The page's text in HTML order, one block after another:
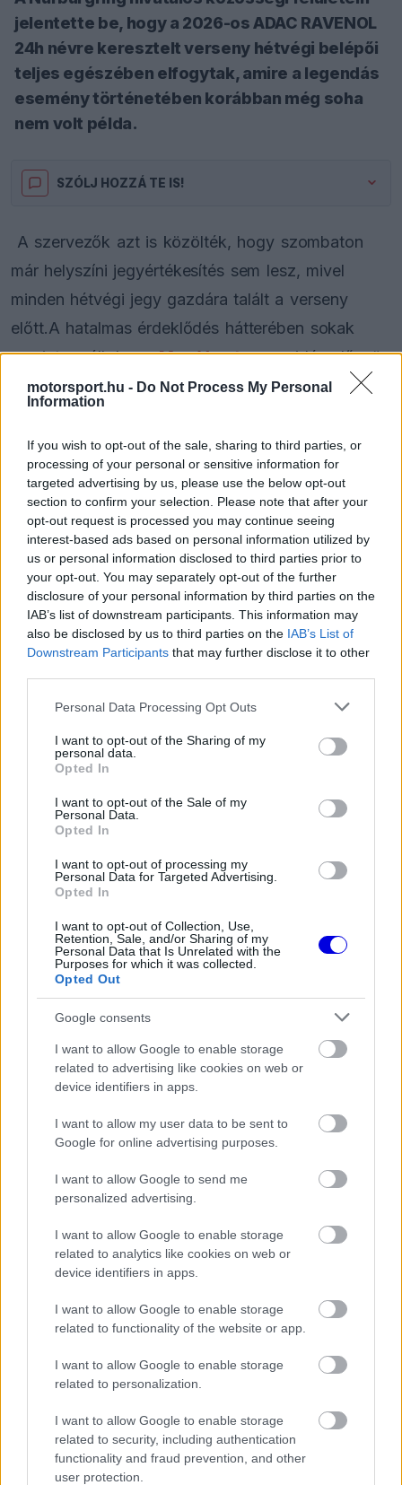
motorsport.hu - Do Not Process My Personal
Information
If you wish to opt-out of the sale, sharing to third parties, or
processing of your personal or sensitive information for
targeted advertising by us, please use the below opt-out
section to confirm your selection. Please note that after your
opt-out request is processed you may continue seeing
interest-based ads based on personal information utilized by
us or personal information disclosed to third parties prior to
your opt-out. You may separately opt-out of the further
disclosure of your personal information by third parties on the
IAB’s list of downstream participants. This information may
also be disclosed by us to third parties on the IAB’s List of
Downstream Participants that may further disclose it to other
Please note that this website/app uses one or more Google
not limited to your visit or usage behaviour. You may click to
grant or deny consent to Google and its third-party tags to
use your data for below specified purposes in below Google
consent section.
Personal Data Processing Opt Outs
I want to opt-out of the Sharing of my
personal data.
Opted In
I want to opt-out of the Sale of my
Personal Data.
Opted In
I want to opt-out of processing my
Personal Data for Targeted Advertising.
Opted In
I want to opt-out of Collection, Use,
Retention, Sale, and/or Sharing of my
Personal Data that Is Unrelated with the
Purposes for which it was collected.
Opted Out
Google consents
I want to allow Google to enable storage
related to advertising like cookies on web or
device identifiers in apps.
I want to allow my user data to be sent to
Google for online advertising purposes.
I want to allow Google to send me
personalized advertising.
I want to allow Google to enable storage
related to analytics like cookies on web or
device identifiers in apps.
I want to allow Google to enable storage
related to functionality of the website or app.
I want to allow Google to enable storage
related to personalization.
I want to allow Google to enable storage
related to security, including authentication
functionality and fraud prevention, and other
user protection.
jelentette be, hogy a 2026-os ADAC RAVENOL
24h névre keresztelt verseny hétvégi belépői
teljes egészében elfogytak, amire a legendás
esemény történetében korábban még soha
nem volt példa.
SZÓLJ HOZZÁ TE IS!
A szervezők azt is közölték, hogy szombaton
már helyszíni jegyértékesítés sem lesz, mivel
minden hétvégi jegy gazdára talált a verseny
előtt.A hatalmas érdeklődés hátterében sokak
szerint az áll, hogyMax Verstappenidén először
áll rajthoz a Nürburgring 24 órás versenyén.
GT3 volánja mögött indul a Team Verstappen
színeiben az SP9-es kategóriában, ami óriási
figyelmet irányított a Nordschleife legendás
viadalára. A négyszeres világbajnok részvétele
már a bejelentés pillanatában komoly visszhangot
váltott ki az autósport világában, most pedig úgy
tűnik, a jegyeladásokban is történelmi rekordot
Video
Player
This
modal
window.
The media could not be loaded, either because
the server or network failed or because the format
A közleményben arra is figyelmeztették a
szurkolókat, hogy a még elérhető csütörtöki,
pénteki és vasárnapi napijegyeket érdemes
mielőbb online megvásárolni, továbbá korai
érkezést javasoltak annak érdekében, hogy
elkerülhető legyen a teltházas hétvégével járó
káosz.
EZEKET IS AJÁNLJUK
FORMA-1
Meggondolta magát a McLaren
Max Verstappen átigazolásával
kapcsolatban
Ezt a hibát még Fred Vasseur sem
tudja letagadni a Ferrarinál
FORMA-1